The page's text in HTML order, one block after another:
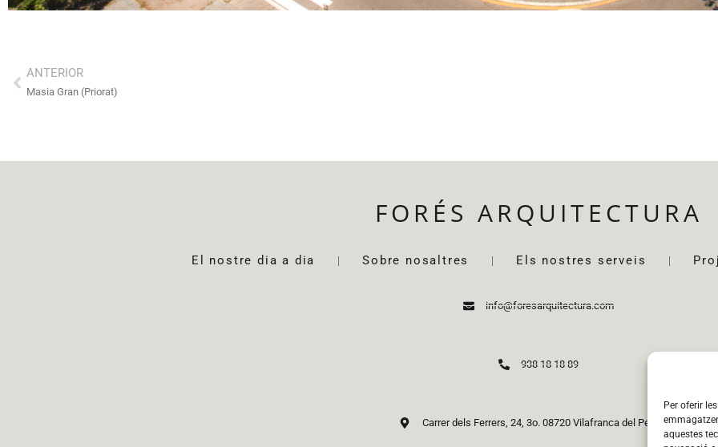
Per oferir
aquestes
ANTERIOR
Masia Gran (Priorat)
FORÉS ARQUITECTURA
El nostre dia a dia Sobre nosaltres Els nostres serveis
info@foresarquitectura.com
938 18 18 89
Carrer dels Ferrers, 24, 3o. 08720 Vilafranca del Penedès